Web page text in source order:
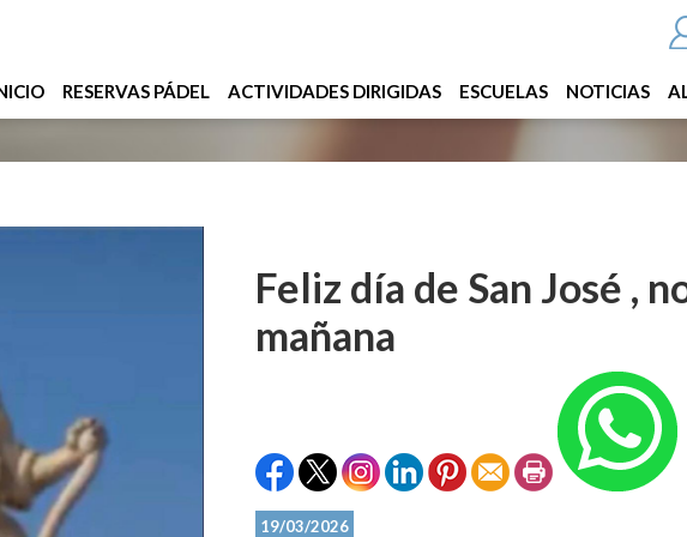
RESERVAS PÁDEL ACTIVIDADES DIRIGIDAS ESCUELAS NOTICIAS
Feliz día de San José ,
mañana
19/03/2026